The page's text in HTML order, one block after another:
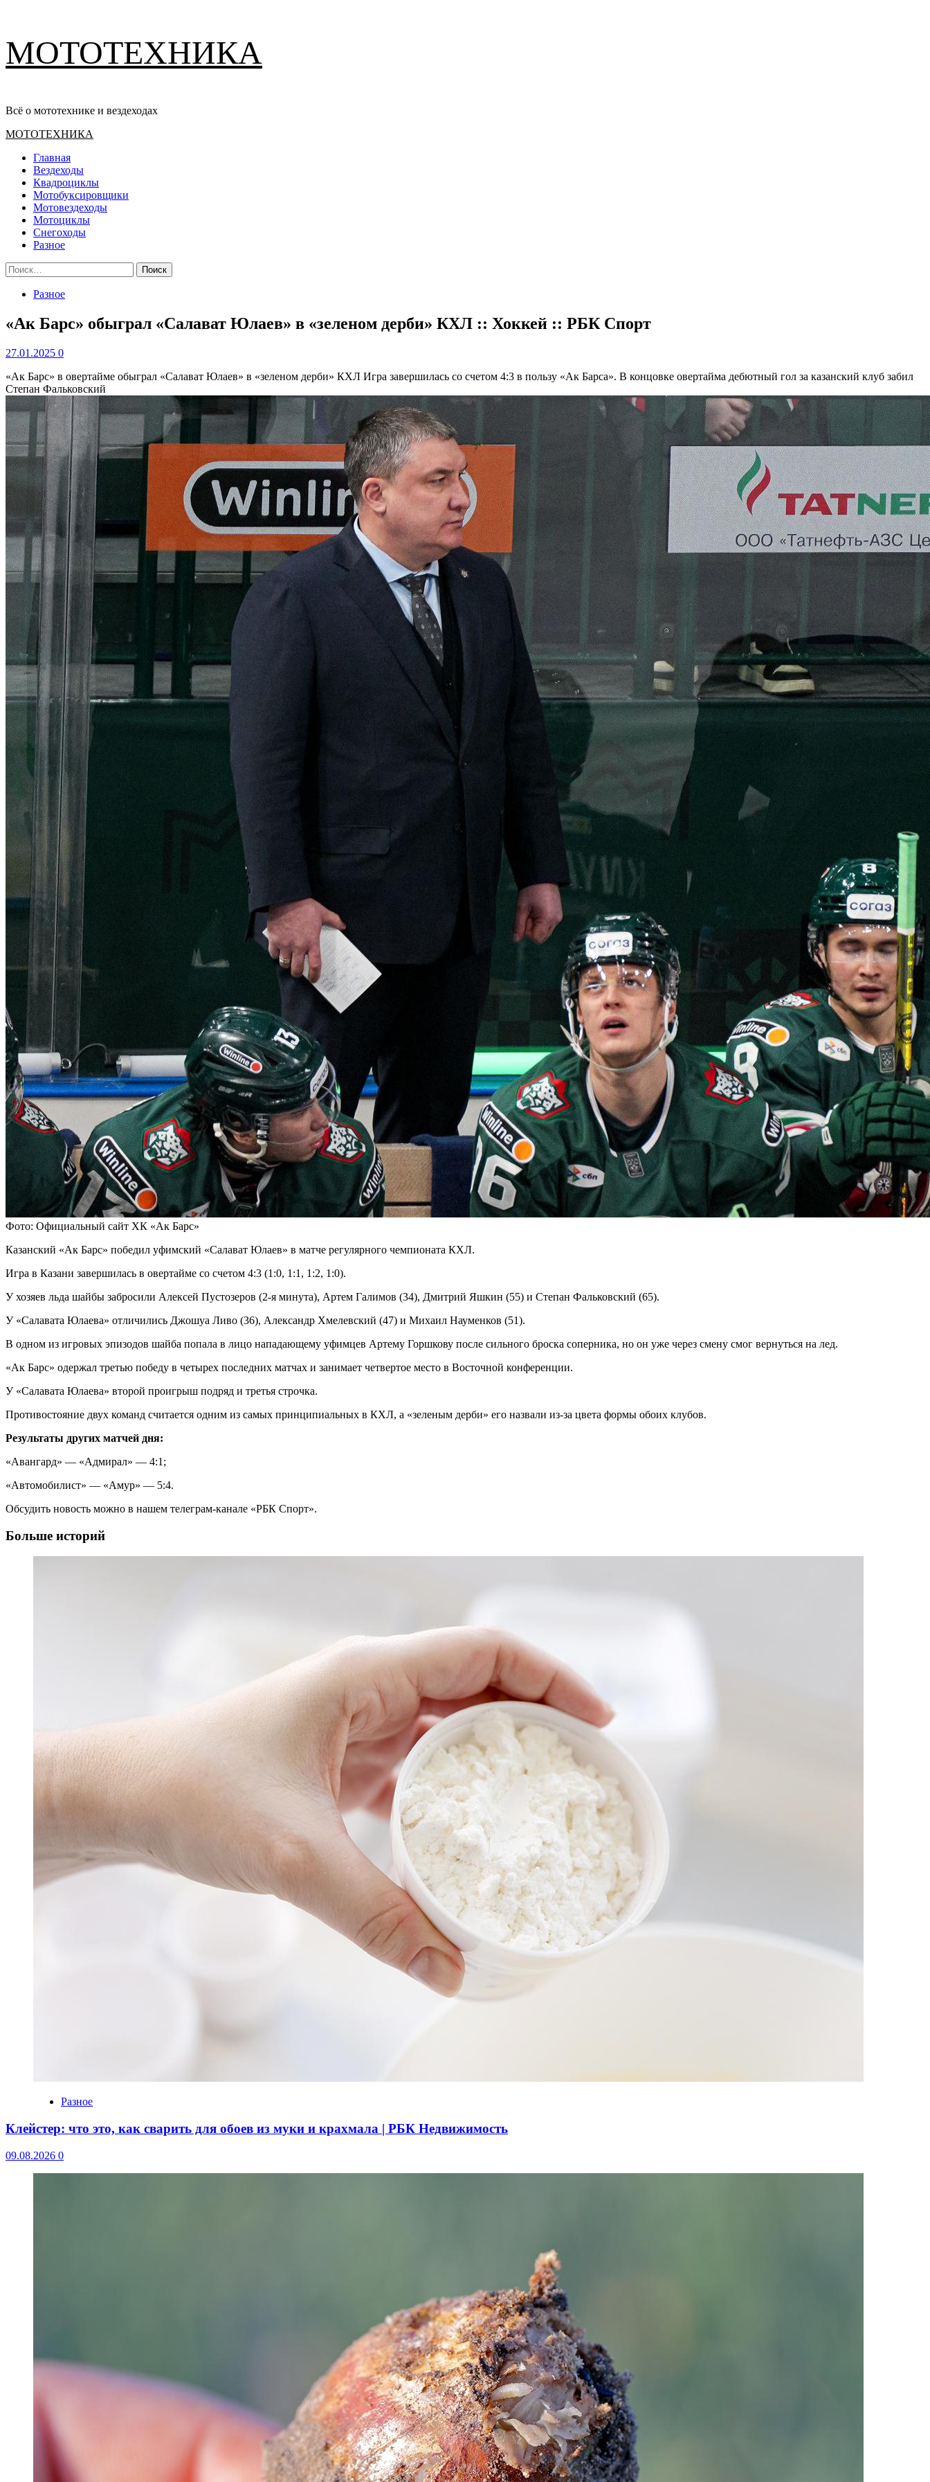
содержимому
МОТОТЕХНИКА
Всё о мототехнике и вездеходах
Основное
МОТОТЕХНИКА
Главная
Вездеходы
Квадроциклы
Мотобуксировщики
Мотовездеходы
Мотоциклы
Снегоходы
Разное
Найти:
Разное
«Ак Барс» обыграл «Салават Юлаев» в «зеленом дерби» КХЛ :: Хоккей :: РБК Спорт
27.01.2025 0
«Ак Барс» в овертайме обыграл «Салават Юлаев» в «зеленом дерби» КХЛ Игра завершилась со счетом 4:3 в пользу «Ак Барса». В концовке овертайма дебютный гол за казанский клуб забил
Степан Фальковский
Фото: Официальный сайт ХК «‎Ак Барс»
Казанский «Ак Барс» победил уфимский «Салават Юлаев» в матче регулярного чемпионата КХЛ.
Игра в Казани завершилась в овертайме со счетом 4:3 (1:0, 1:1, 1:2, 1:0).
У хозяев льда шайбы забросили Алексей Пустозеров (2-я минута), Артем Галимов (34), Дмитрий Яшкин (55) и Степан Фальковский (65).
У «Салавата Юлаева» отличились Джошуа Ливо (36), Александр Хмелевский (47) и Михаил Науменков (51).
В одном из игровых эпизодов шайба попала в лицо нападающему уфимцев Артему Горшкову после сильного броска соперника, но он уже через смену смог вернуться на лед.
«Ак Барс» одержал третью победу в четырех последних матчах и занимает четвертое место в Восточной конференции.
У «Салавата Юлаева» второй проигрыш подряд и третья строчка.
Противостояние двух команд считается одним из самых принципиальных в КХЛ, а «зеленым дерби» его назвали из-за цвета формы обоих клубов.
Результаты других матчей дня:
«Авангард» — «Адмирал» — 4:1;
«Автомобилист» — «Амур» — 5:4.
Обсудить новость можно в нашем телеграм-канале «РБК Спорт».
Больше историй
Разное
Клейстер: что это, как сварить для обоев из муки и крахмала | РБК Недвижимость
09.08.2026 0